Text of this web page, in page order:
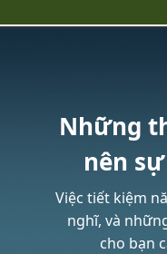
Những
nên
Việc tiết kiệm
nghĩ, và
cho bạn